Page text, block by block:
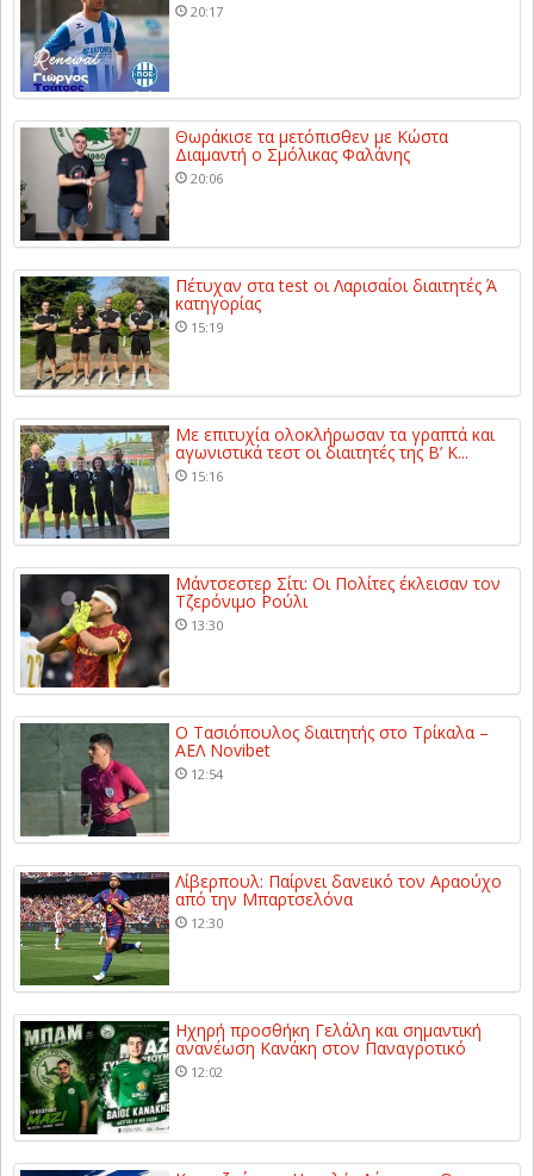
20:17
Θωράκισε τα μετόπισθεν με Κώστα
Διαμαντή ο Σμόλικας Φαλάνης
20:06
Πέτυχαν στα test οι Λαρισαίοι διαιτητές Ά
κατηγορίας
15:19
Με επιτυχία ολοκλήρωσαν τα γραπτά και
αγωνιστικά τεστ οι διαιτητές της Β’ Κ...
15:16
Μάντσεστερ Σίτι: Οι Πολίτες έκλεισαν τον
Τζερόνιμο Ρούλι
13:30
Ο Τασιόπουλος διαιτητής στο Τρίκαλα –
ΑΕΛ Novibet
12:54
Λίβερπουλ: Παίρνει δανεικό τον Αραούχο
από την Μπαρτσελόνα
12:30
Ηχηρή προσθήκη Γελάλη και σημαντική
ανανέωση Κανάκη στον Παναγροτικό
12:02